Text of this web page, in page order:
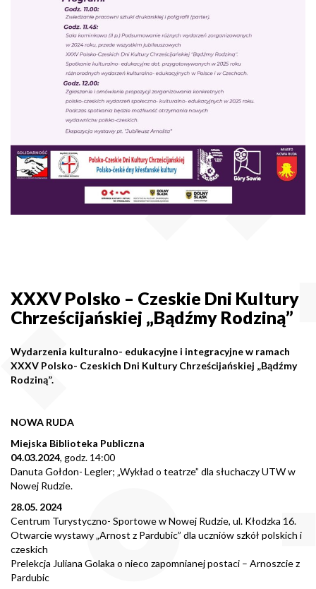
XXXV Polsko – Czeskie Dni Kultury
Chrześcijańskiej „Bądźmy Rodziną”
Wydarzenia kulturalno- edukacyjne i integracyjne w ramach
XXXV Polsko- Czeskich Dni Kultury Chrześcijańskiej „Bądźmy
Rodziną”.
NOWA RUDA
Miejska Biblioteka Publiczna
04.03.2024, godz. 14:00
Danuta Gołdon- Legler; „Wykład o teatrze” dla słuchaczy UTW w
Nowej Rudzie.
28.05. 2024
Centrum Turystyczno- Sportowe w Nowej Rudzie, ul. Kłodzka 16.
Otwarcie wystawy „Arnost z Pardubic” dla uczniów szkół polskich i
czeskich
Prelekcja Juliana Golaka o nieco zapomnianej postaci – Arnoszcie z
Pardubic